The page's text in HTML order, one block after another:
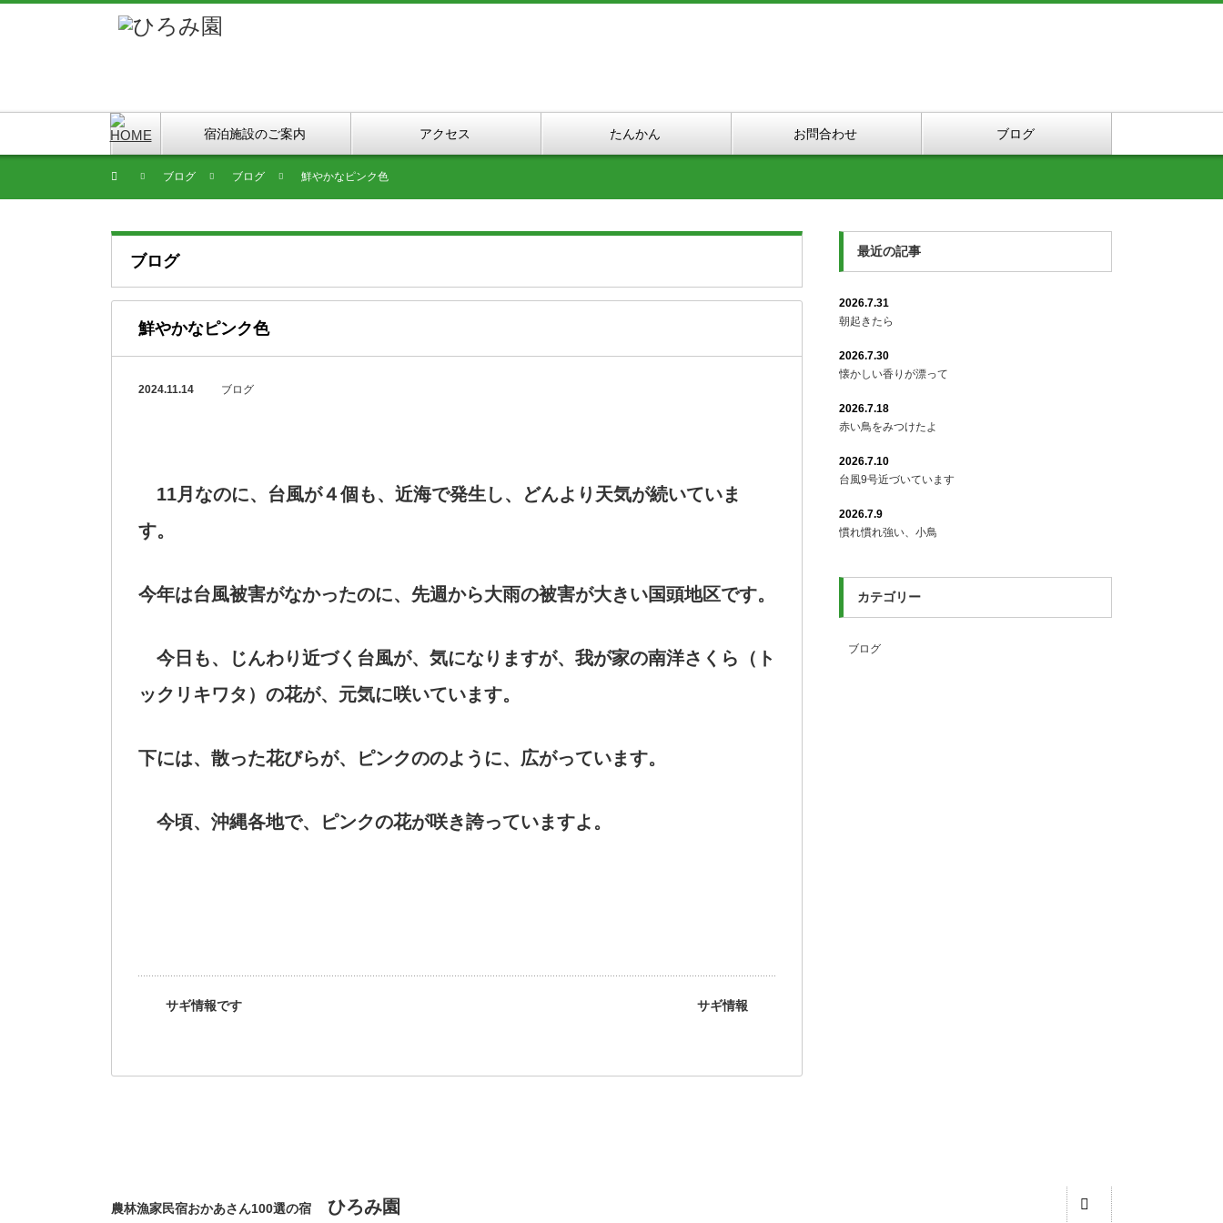
宿泊施設のご案内 アクセス たんかん お問合わせ ブログ
ブログ ブログ 鮮やかなピンク色
ブログ
鮮やかなピンク色
2024.11.14 ブログ
11月なのに、台風が４個も、近海で発生し、どんより天気が続いていま
す。
今年は台風被害がなかったのに、先週から大雨の被害が大きい国頭地区です。
今日も、じんわり近づく台風が、気になりますが、我が家の南洋さくら（ト
ックリキワタ）の花が、元気に咲いています。
下には、散った花びらが、ピンクののように、広がっています。
今頃、沖縄各地で、ピンクの花が咲き誇っていますよ。
サギ情報です サギ情報
最近の記事
2026.7.31
朝起きたら
2026.7.30
懐かしい香りが漂って
2026.7.18
赤い鳥をみつけたよ
2026.7.10
台風9号近づいています
2026.7.9
慣れ慣れ強い、小鳥
カテゴリー
ブログ
農林漁家民宿おかあさん100選の宿 ひろみ園